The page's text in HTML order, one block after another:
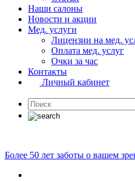
Наши салоны
Новости и акции
Мед. услуги
Лицензии на мед.
Оплата мед. услуг
Очки за час
Контакты
Личный кабинет
Более 50 лет заботы о вашем